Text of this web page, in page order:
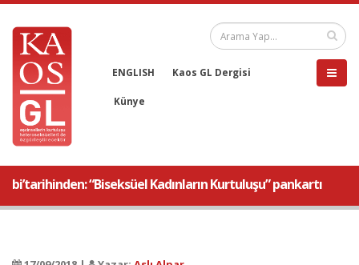
ENGLISH Kaos GL Dergisi
Künye
bi’tarihinden: “Biseksüel Kadınların Kurtuluşu” pankartı